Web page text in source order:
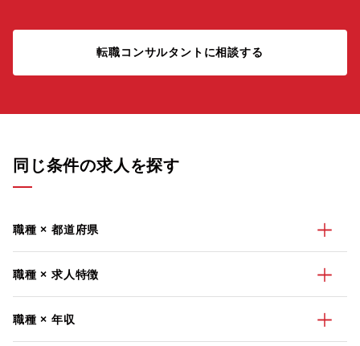
転職コンサルタントに相談する
同じ条件の求人を探す
職種 × 都道府県
職種 × 求人特徴
職種 × 年収